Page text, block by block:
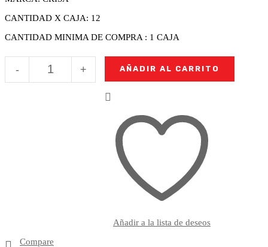
CANTIDAD X CAJA: 12
CANTIDAD MINIMA DE COMPRA : 1 CAJA
+
CUADRADO
20.3CM
- AÑADIR AL CARRITO
Añadir a la lista de deseos
Compare